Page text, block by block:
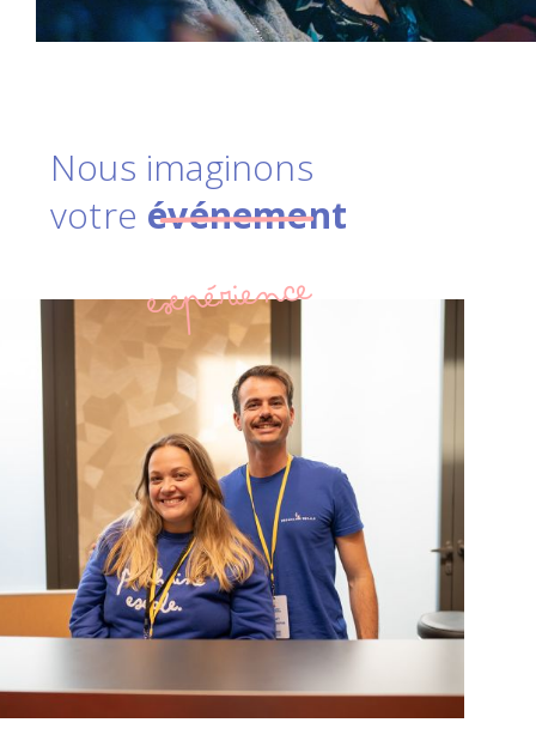
Nous imaginons
votre événement
expérience